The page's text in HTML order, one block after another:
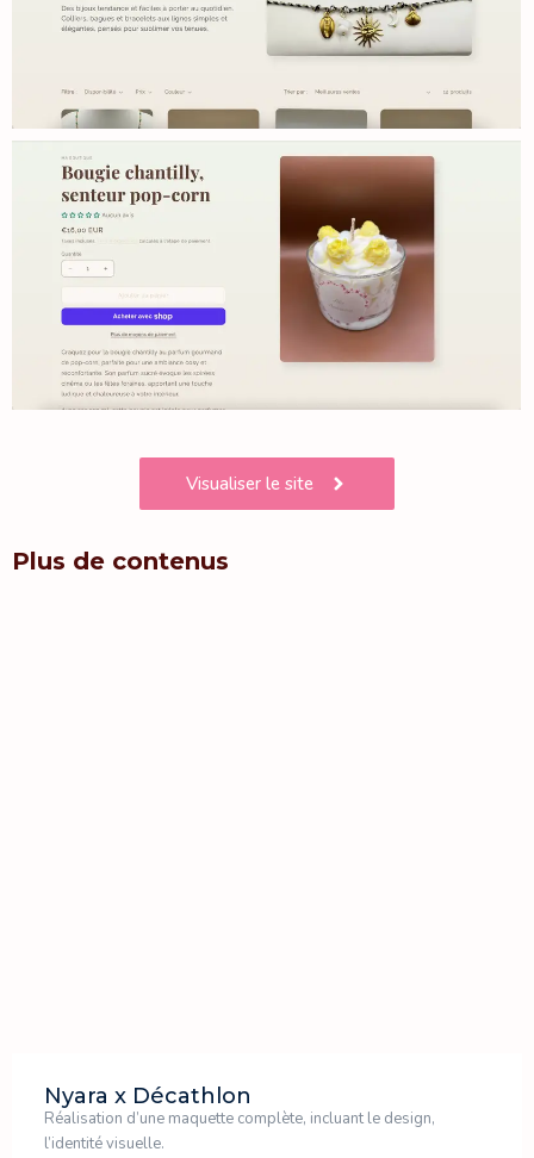
Visualiser le site
Plus de contenus
Nyara x Décathlon
Réalisation d’une maquette complète, incluant le design,
l’identité visuelle.